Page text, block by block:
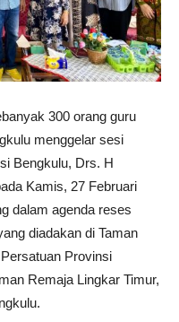
300 orang guru
menggelar sesi
Bengkulu, Drs. H
Kamis, 27 Februari
dalam agenda reses
diadakan di Taman
Provinsi
Remaja Lingkar Timur,